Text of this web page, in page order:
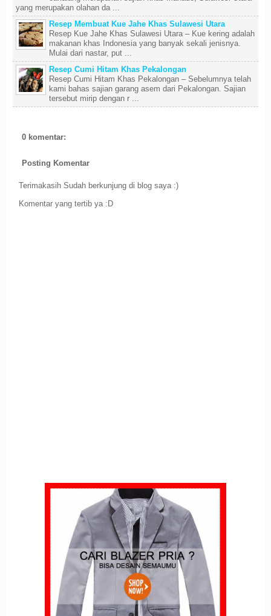
yang merupakan olahan da ...
Resep Membuat Kue Jahe Khas Sulawesi Utara
Resep Kue Jahe Khas Sulawesi Utara – Kue kering adalah
makanan khas Indonesia yang banyak sekali jenisnya.
Mulai dari nastar, put ...
Resep Cumi Hitam Khas Pekalongan
Resep Cumi Hitam Khas Pekalongan – Sebelumnya telah
kami bahas sajian garang asem dari Pekalongan. Sajian
tersebut mirip dengan r ...
0 komentar:
Posting Komentar
Terimakasih Sudah berkunjung di blog saya :)
Komentar yang tertib ya :D